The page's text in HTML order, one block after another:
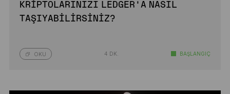
KRIPTOLARINIZI LEDGER’A NASIL
TAŞIYABILIRSINIZ?
OKU 4 DK. BAŞLANGIÇ